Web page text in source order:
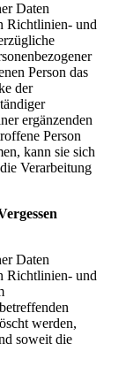
Daten
Richtlinien- und
Person das
der
ergänzenden
Person
kann sie sich
Verarbeitung
Daten
Richtlinien- und
werden,
soweit die